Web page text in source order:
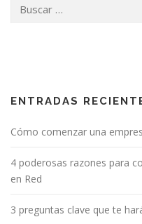
e
n
r
d
ENTRADAS
Cómo comenzar una
4 poderosas razones para
en Red
3 preguntas clave que te